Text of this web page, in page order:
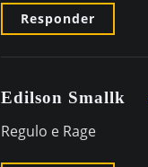
Responder
Edilson Smallk
Regulo e Rage